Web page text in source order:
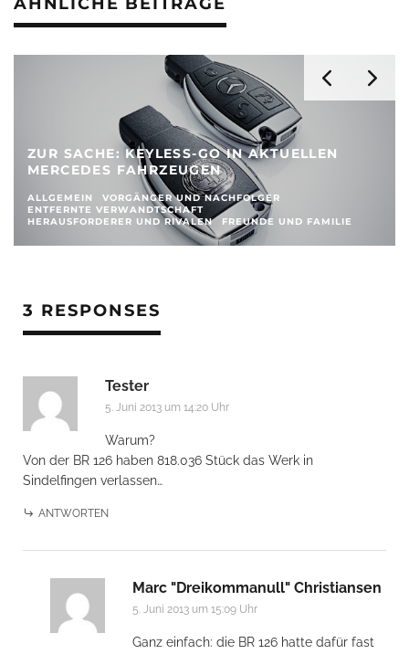
ZUR SACHE: KEYLESS-GO IN AKTUELLEN
MERCEDES FAHRZEUGEN
ALLGEMEIN
VORGÄNGER UND NACHFOLGER
ENTFERNTE VERWANDTSCHAFT
HERAUSFORDERER UND RIVALEN
FREUNDE UND FAMILIE
3 RESPONSES
Tester
5. Juni 2013 um 14:20 Uhr
Warum?
Von der BR 126 haben 818.036 Stück das Werk in
Sindelfingen verlassen…
ANTWORTEN
Marc "Dreikommanull" Christiansen
5. Juni 2013 um 15:09 Uhr
Ganz einfach: die BR 126 hatte dafür fast